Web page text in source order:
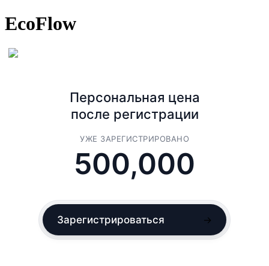
EcoFlow
Персональная цена
после регистрации
УЖЕ ЗАРЕГИСТРИРОВАНО
500,000
Зарегистрироваться